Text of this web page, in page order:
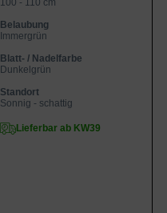
100 - 110 cm
Belaubung
Immergrün
Blatt- / Nadelfarbe
Dunkelgrün
Standort
Sonnig - schattig
Lieferbar ab KW39